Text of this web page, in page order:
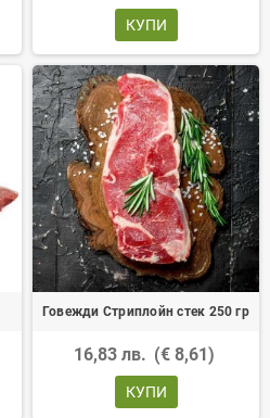
КУПИ
Говежди Стриплойн стек 250 гр
16,83 лв. (€ 8,61)
КУПИ